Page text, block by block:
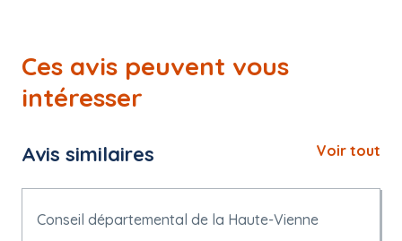
Ces avis peuvent vous
intéresser
Avis similaires Voir tout
Conseil départemental de la Haute-Vienne